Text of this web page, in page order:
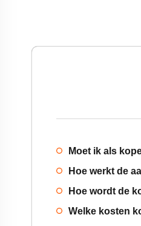
Moet ik als
Hoe werkt de
Hoe wordt de
Welke kosten